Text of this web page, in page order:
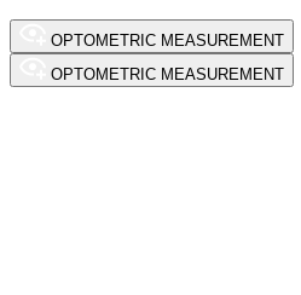
OPTOMETRIC MEASUREMENT
OPTOMETRIC MEASUREMENT